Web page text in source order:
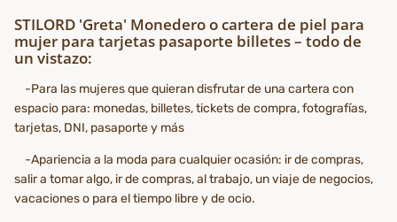
STILORD 'Greta' Monedero o cartera de piel para
mujer para tarjetas pasaporte billetes – todo de
un vistazo:
-Para las mujeres que quieran disfrutar de una cartera con
espacio para: monedas, billetes, tickets de compra, fotografías,
tarjetas, DNI, pasaporte y más
-Apariencia a la moda para cualquier ocasión: ir de compras,
salir a tomar algo, ir de compras, al trabajo, un viaje de negocios,
vacaciones o para el tiempo libre y de ocio.